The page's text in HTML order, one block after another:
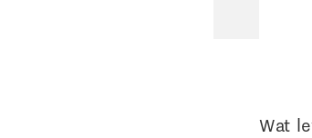
Wat